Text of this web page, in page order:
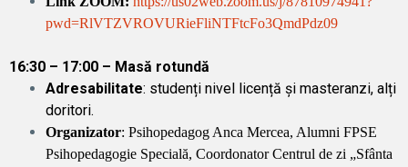
pwd=RlVTZVROVURieFliNTFtcFo3QmdPdz09
16:30 – 17:00 – Masă rotundă
Adresabilitate: studenți nivel licență și masteranzi, alți
doritori.
Organizator: Psihopedagog Anca Mercea, Alumni FPSE
Psihopedagogie Specială, Coordonator Centrul de zi „Sfânta